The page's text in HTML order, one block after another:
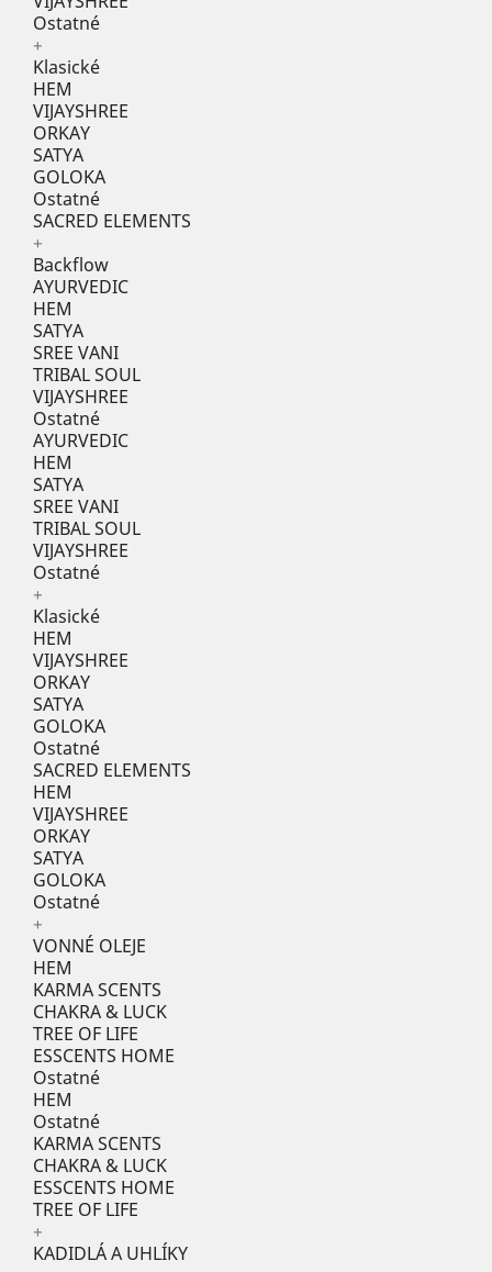
Ostatné
+
Klasické
HEM
VIJAYSHREE
ORKAY
SATYA
GOLOKA
Ostatné
SACRED ELEMENTS
+
Backflow
AYURVEDIC
HEM
SATYA
SREE VANI
TRIBAL SOUL
VIJAYSHREE
Ostatné
AYURVEDIC
HEM
SATYA
SREE VANI
TRIBAL SOUL
VIJAYSHREE
Ostatné
+
Klasické
HEM
VIJAYSHREE
ORKAY
SATYA
GOLOKA
Ostatné
SACRED ELEMENTS
HEM
VIJAYSHREE
ORKAY
SATYA
GOLOKA
Ostatné
+
VONNÉ OLEJE
HEM
KARMA SCENTS
CHAKRA & LUCK
TREE OF LIFE
ESSCENTS HOME
Ostatné
HEM
Ostatné
KARMA SCENTS
CHAKRA & LUCK
ESSCENTS HOME
TREE OF LIFE
+
KADIDLÁ A UHLÍKY